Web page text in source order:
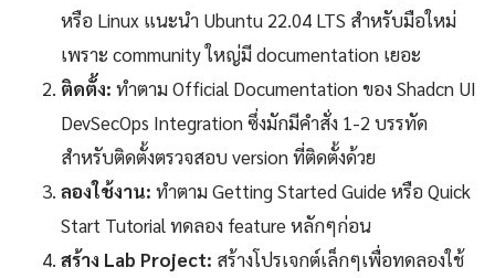
หรือ Linux แนะนำ Ubuntu 22.04 LTS สำหรับมือใหม่
เพราะ community ใหญ่มี documentation เยอะ
ติดตั้ง: ทำตาม Official Documentation ของ Shadcn UI
DevSecOps Integration ซึ่งมักมีคำสั่ง 1-2 บรรทัด
สำหรับติดตั้งตรวจสอบ version ที่ติดตั้งด้วย
ลองใช้งาน: ทำตาม Getting Started Guide หรือ Quick
Start Tutorial ทดลอง feature หลักๆก่อน
สร้าง Lab Project: สร้างโปรเจกต์เล็กๆเพื่อทดลองใช้